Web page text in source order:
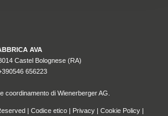
AVA
Castel Bolognese (RA)
656223
coordinamento di Wienerberger AG.
| Codice etico | Privacy | Cookie Policy |